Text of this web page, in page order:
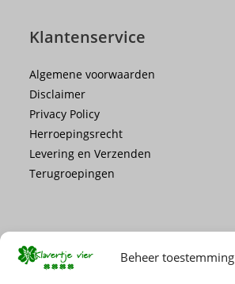
Beheer toestemming
Klantenservice
Algemene voorwaarden
Disclaimer
Privacy Policy
Herroepingsrecht
Levering en Verzenden
Terugroepingen